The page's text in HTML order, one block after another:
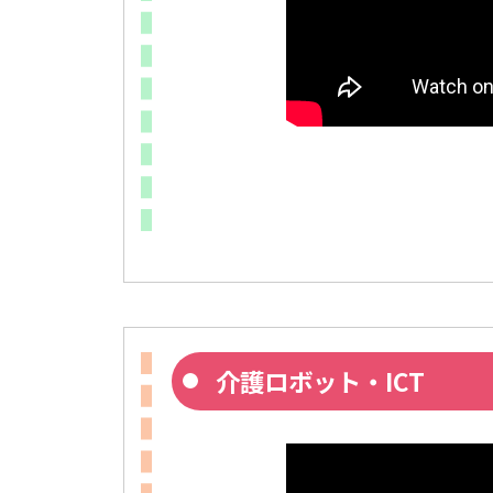
介護ロボット・ICT